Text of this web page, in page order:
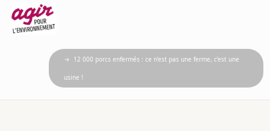
→ 12 000 porcs enfermés : ce n’est pas une ferme, c’est une
usine !